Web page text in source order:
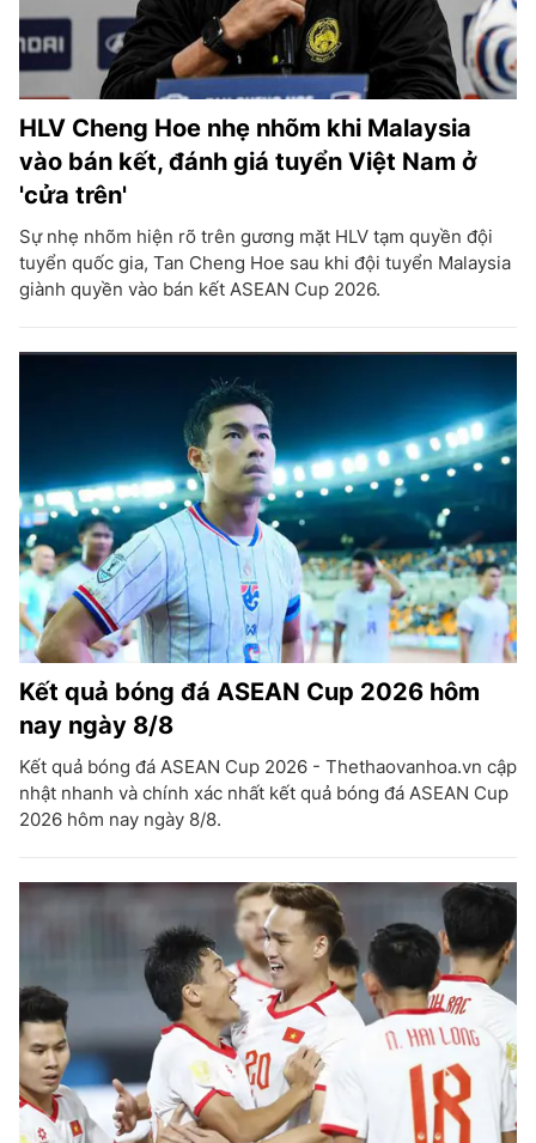
HLV Cheng Hoe nhẹ nhõm khi Malaysia
vào bán kết, đánh giá tuyển Việt Nam ở
'cửa trên'
Sự nhẹ nhõm hiện rõ trên gương mặt HLV tạm quyền đội
tuyển quốc gia, Tan Cheng Hoe sau khi đội tuyển Malaysia
giành quyền vào bán kết ASEAN Cup 2026.
Kết quả bóng đá ASEAN Cup 2026 hôm
nay ngày 8/8
Kết quả bóng đá ASEAN Cup 2026 - Thethaovanhoa.vn cập
nhật nhanh và chính xác nhất kết quả bóng đá ASEAN Cup
2026 hôm nay ngày 8/8.